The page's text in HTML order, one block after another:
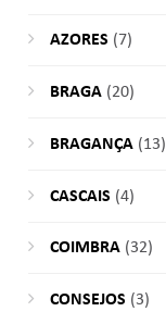
AZORES (7)
BRAGA(20)
BRAGANÇA(13)
CASCAIS (4)
COIMBRA(32)
CONSEJOS (3)